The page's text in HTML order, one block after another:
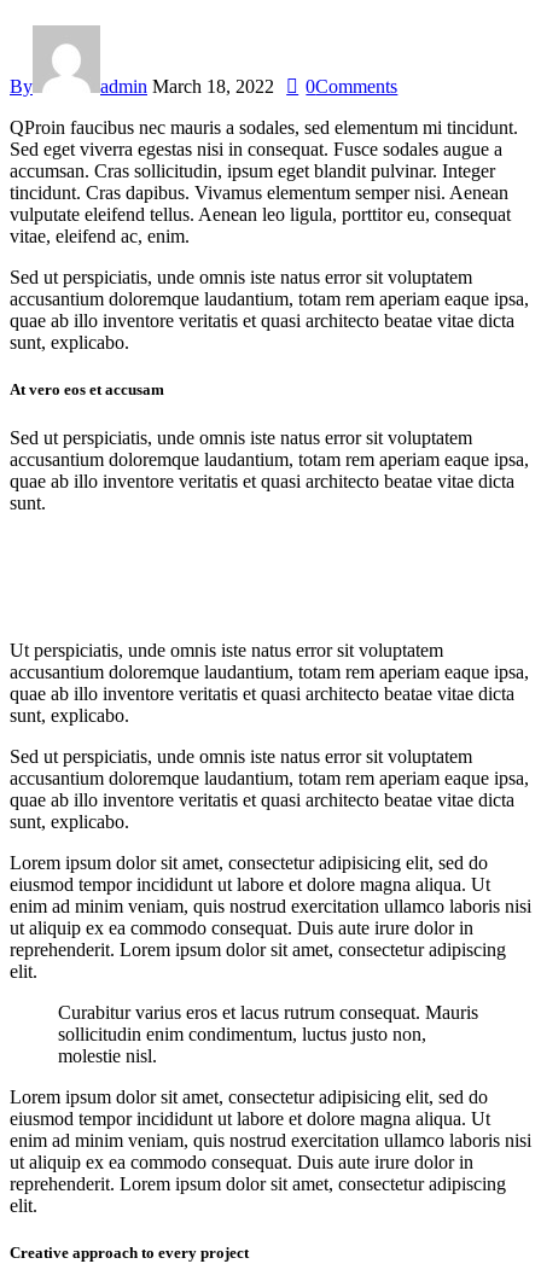
By admin March 18, 2022 0Comments
QProin faucibus nec mauris a sodales, sed elementum mi tincidunt.
Sed eget viverra egestas nisi in consequat. Fusce sodales augue a
accumsan. Cras sollicitudin, ipsum eget blandit pulvinar. Integer
tincidunt. Cras dapibus. Vivamus elementum semper nisi. Aenean
vulputate eleifend tellus. Aenean leo ligula, porttitor eu, consequat
vitae, eleifend ac, enim.
Sed ut perspiciatis, unde omnis iste natus error sit voluptatem
accusantium doloremque laudantium, totam rem aperiam eaque ipsa,
quae ab illo inventore veritatis et quasi architecto beatae vitae dicta
sunt, explicabo.
At vero eos et accusam
Sed ut perspiciatis, unde omnis iste natus error sit voluptatem
accusantium doloremque laudantium, totam rem aperiam eaque ipsa,
quae ab illo inventore veritatis et quasi architecto beatae vitae dicta
sunt.
Ut perspiciatis, unde omnis iste natus error sit voluptatem
accusantium doloremque laudantium, totam rem aperiam eaque ipsa,
quae ab illo inventore veritatis et quasi architecto beatae vitae dicta
sunt, explicabo.
Sed ut perspiciatis, unde omnis iste natus error sit voluptatem
accusantium doloremque laudantium, totam rem aperiam eaque ipsa,
quae ab illo inventore veritatis et quasi architecto beatae vitae dicta
sunt, explicabo.
Lorem ipsum dolor sit amet, consectetur adipisicing elit, sed do
eiusmod tempor incididunt ut labore et dolore magna aliqua. Ut
enim ad minim veniam, quis nostrud exercitation ullamco laboris nisi
ut aliquip ex ea commodo consequat. Duis aute irure dolor in
reprehenderit. Lorem ipsum dolor sit amet, consectetur adipiscing
elit.
Curabitur varius eros et lacus rutrum consequat. Mauris
sollicitudin enim condimentum, luctus justo non,
molestie nisl.
Lorem ipsum dolor sit amet, consectetur adipisicing elit, sed do
eiusmod tempor incididunt ut labore et dolore magna aliqua. Ut
enim ad minim veniam, quis nostrud exercitation ullamco laboris nisi
ut aliquip ex ea commodo consequat. Duis aute irure dolor in
reprehenderit. Lorem ipsum dolor sit amet, consectetur adipiscing
elit.
Creative approach to every project